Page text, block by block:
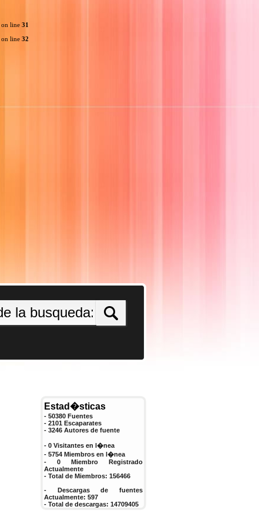
on line 31
on line 32
Estad�sticas
- 50380 Fuentes
- 2101 Escaparates
- 3246 Autores de fuente
- 0 Visitantes en l�nea
- 5754 Miembros en l�nea
- 0 Miembro Registrado
Actualmente
- Total de Miembros: 156466
- Descargas de fuentes
Actualmente: 597
- Total de descargas: 14709405